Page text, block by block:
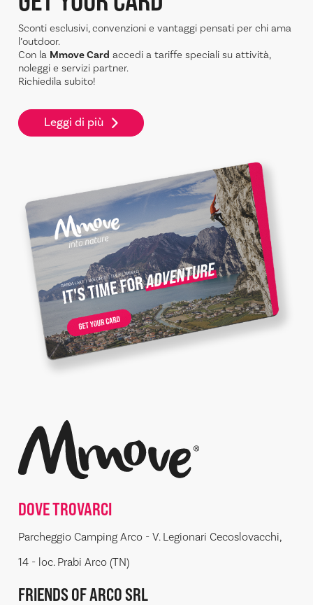
Sconti esclusivi, convenzioni e vantaggi pensati per chi ama
l’outdoor.
Con la Mmove Card accedi a tariffe speciali su attività,
noleggi e servizi partner.
Richiedila subito!
Leggi di più
DOVE TROVARCI
Parcheggio Camping Arco - V. Legionari Cecoslovacchi,
14 - loc. Prabi Arco (TN)
FRIENDS OF ARCO SRL